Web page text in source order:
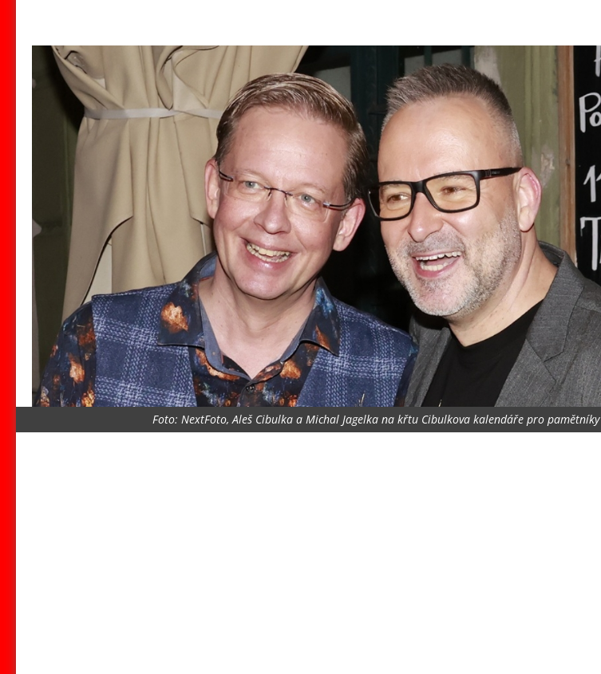
Foto: NextFoto, Aleš Cibulka a Michal Jagelka na křtu Cibulkova kalendáře pro pamětníky